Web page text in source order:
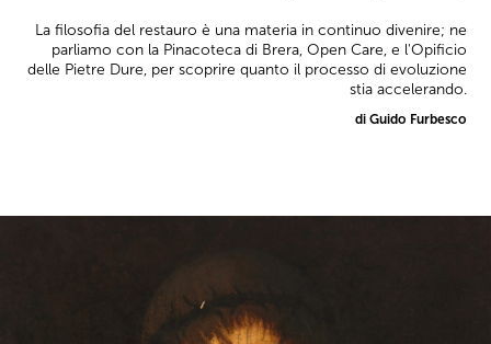
La filosofia del restauro è una materia in continuo divenire; ne
parliamo con la Pinacoteca di Brera, Open Care, e l'Opificio
delle Pietre Dure, per scoprire quanto il processo di evoluzione
stia accelerando.
di Guido Furbesco